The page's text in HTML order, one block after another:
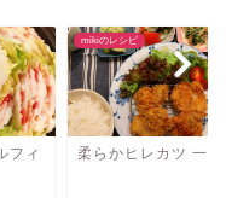
フィ
mikiのレシピ
柔らかヒレカツ 一口